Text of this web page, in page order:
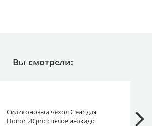
Вы смотрели:
Силиконовый чехол Clear для
Honor 20 pro спелое авокадо